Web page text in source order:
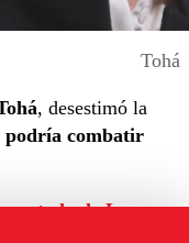
Tohá
, desestimó la
combatir
portada de La